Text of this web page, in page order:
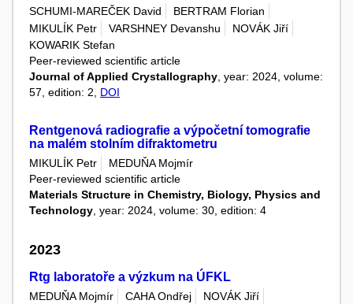
SCHUMI-MAREČEK David
BERTRAM Florian
MIKULÍK Petr
VARSHNEY Devanshu
NOVÁK Jiří
KOWARIK Stefan
Peer-reviewed scientific article
Journal of Applied Crystallography , year: 2024, volume:
57, edition: 2, DOI
Rentgenová radiografie a výpočetní tomografie
na malém stolním difraktometru
MIKULÍK Petr
MEDUŇA Mojmír
Peer-reviewed scientific article
Materials Structure in Chemistry, Biology, Physics and
Technology, year: 2024, volume: 30, edition: 4
2023
Rtg laboratoře a výzkum na ÚFKL
MEDUŇA Mojmír CAHA Ondřej
NOVÁK Jiří